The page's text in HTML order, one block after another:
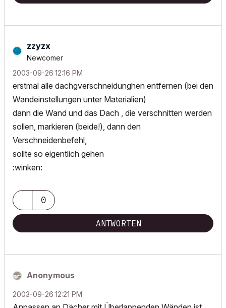
zzyzx
Newcomer
‎2003-09-26 12:16 PM
erstmal alle dachgverschneidunghen entfernen (bei den
Wandeinstellungen unter Materialien)
dann die Wand und das Dach , die verschnitten werden
sollen, markieren (beide!), dann den
Verschneidenbefehl,
sollte so eigentlich gehen
:winken:
0
ANTWORTEN
Anonymous
‎2003-09-26 12:21 PM